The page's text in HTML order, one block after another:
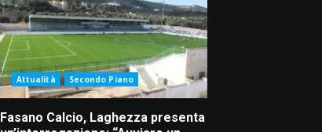
Attualità Secondo Piano
Fasano Calcio, Laghezza presenta